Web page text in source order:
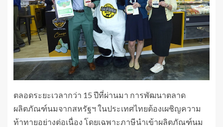
ตลอดระยะเวลากว่า 15 ปีที่ผ่านมา การพัฒนาตลาด
ผลิตภัณฑ์นมจากสหรัฐฯ ในประเทศไทยต้องเผชิญความ
ท้าทายอย่างต่อเนื่อง โดยเฉพาะภาษีนำเข้าผลิตภัณฑ์นม